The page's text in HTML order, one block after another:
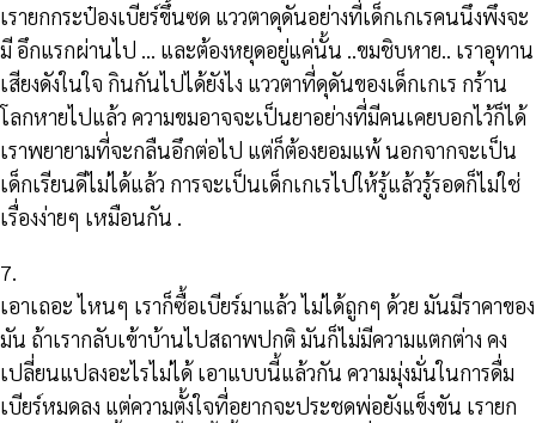
เรายกกระป๋องเบียร์ขึ้นซด แววตาดุดันอย่างที่เด็กเกเรคนนึงพึงจะ
มี อึกแรกผ่านไป … และต้องหยุดอยู่แค่นั้น ..ขมชิบหาย.. เราอุทาน
เสียงดังในใจ กินกันไปได้ยังไง แววตาที่ดุดันของเด็กเกเร กร้าน
โลกหายไปแล้ว ความขมอาจจะเป็นยาอย่างที่มีคนเคยบอกไว้ก็ได้
เราพยายามที่จะกลืนอึกต่อไป แต่ก็ต้องยอมแพ้ นอกจากจะเป็น
เด็กเรียนดีไม่ได้แล้ว การจะเป็นเด็กเกเรไปให้รู้แล้วรู้รอดก็ไม่ใช่
เรื่องง่ายๆ เหมือนกัน .
7.
เอาเถอะ ไหนๆ เราก็ซื้อเบียร์มาแล้ว ไม่ได้ถูกๆ ด้วย มันมีราคาของ
มัน ถ้าเรากลับเข้าบ้านไปสถาพปกติ มันก็ไม่มีความแตกต่าง คง
เปลี่ยนแปลงอะไรไม่ได้ เอาแบบนี้แล้วกัน ความมุ่งมั่นในการดื่ม
เบียร์หมดลง แต่ความตั้งใจที่อยากจะประชดพ่อยังแข็งขัน เรายก